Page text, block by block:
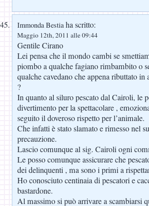
Immonda Bestiaha scritto:
Maggio 12th, 2011 alle 09:44
Gentile Cirano
Lei pensa che il mondo cambi se
piombo a qualche fagiano rimbambito o
qualche cavedano che appena ributtato
?
In quanto al siluro pescato dal Cairoli, le
divertimento per la spettacolare ,
seguito il doveroso rispetto per l’animale.
Che infatti è stato slamato e rimesso nel
precauzione.
Lascio comunque al sig. Cairoli ogni
Le posso comunque assicurare che
dei delinquenti , ma sono i primi a
Ho conosciuto centinaia di pescatori e
bastardone.
Al massimo si può arrivare a scambiarsi